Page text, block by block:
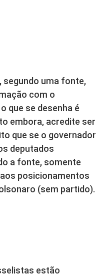
segundo uma fonte,
com o
que se desenha é
embora, acredite ser
que se o governador
deputados
a fonte, somente
posicionamentos
(sem partido).
estão